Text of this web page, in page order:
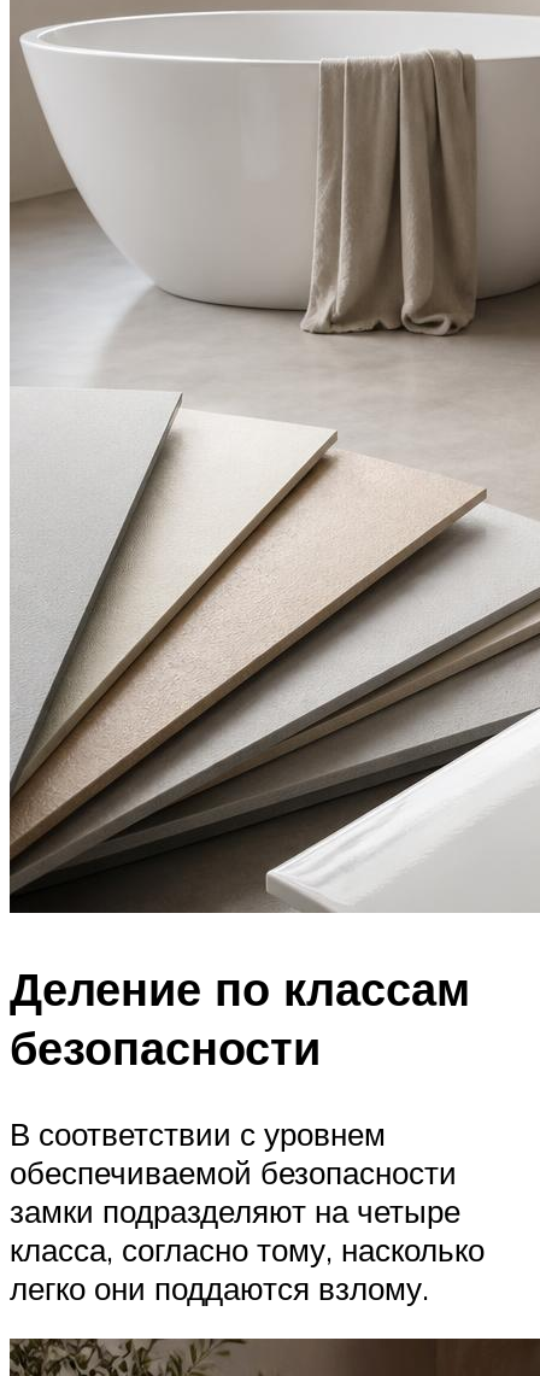
Деление по классам
безопасности
В соответствии с уровнем
обеспечиваемой безопасности
замки подразделяют на четыре
класса, согласно тому, насколько
легко они поддаются взлому.